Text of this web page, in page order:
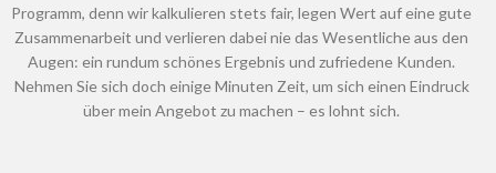
Programm, denn wir kalkulieren stets fair, legen Wert auf eine gute
Zusammenarbeit und verlieren dabei nie das Wesentliche aus den
Augen: ein rundum schönes Ergebnis und zufriedene Kunden.
Nehmen Sie sich doch einige Minuten Zeit, um sich einen Eindruck
über mein Angebot zu machen – es lohnt sich.